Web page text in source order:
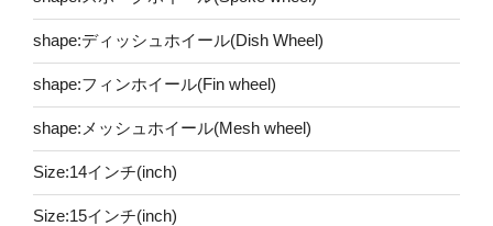
shape:ディッシュホイール(Dish Wheel)
shape:フィンホイール(Fin wheel)
shape:メッシュホイール(Mesh wheel)
Size:14インチ(inch)
Size:15インチ(inch)